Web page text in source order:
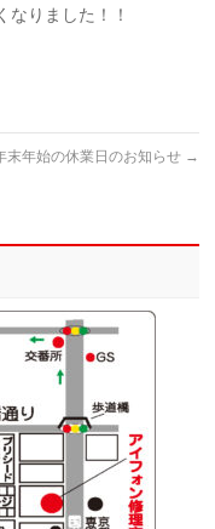
なりました！！
末年始の休業日のお知らせ →